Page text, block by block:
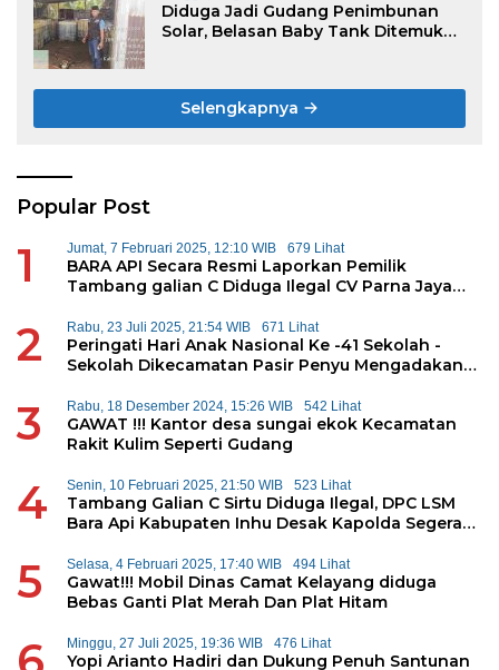
Diduga Jadi Gudang Penimbunan
Solar, Belasan Baby Tank Ditemukan
Selengkapnya
Popular Post
1 Jumat, 7 Februari 2025, 12:10 WIB 679 Lihat
BARA API Secara Resmi Laporkan Pemilik
Tambang galian C Diduga Ilegal CV Parna Jaya
2 Rabu, 23 Juli 2025, 21:54 WIB 671 Lihat
Peringati Hari Anak Nasional Ke -41 Sekolah -
Sekolah Dikecamatan Pasir Penyu Mengadakan
3 Rabu, 18 Desember 2024, 15:26 WIB 542 Lihat
GAWAT !!! Kantor desa sungai ekok Kecamatan
Rakit Kulim Seperti Gudang
4 Senin, 10 Februari 2025, 21:50 WIB 523 Lihat
Tambang Galian C Sirtu Diduga Ilegal, DPC LSM
Bara Api Kabupaten Inhu Desak Kapolda Segera
5 Selasa, 4 Februari 2025, 17:40 WIB 494 Lihat
Gawat!!! Mobil Dinas Camat Kelayang diduga
Bebas Ganti Plat Merah Dan Plat Hitam
Minggu, 27 Juli 2025, 19:36 WIB 476 Lihat
Yopi Arianto Hadiri dan Dukung Penuh Santunan